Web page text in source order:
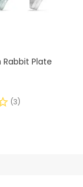
Rabbit Plate
(3)